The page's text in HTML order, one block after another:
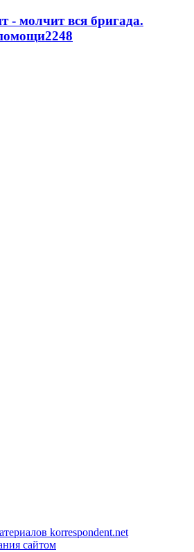
- молчит вся бригада.
2248
korrespondent.net
сайтом